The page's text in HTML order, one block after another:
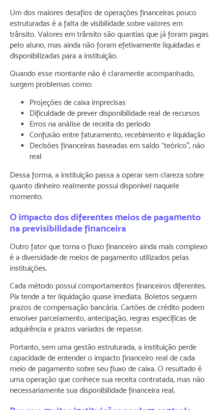
Um dos maiores desafios de operações financeiras pouco
estruturadas é a falta de visibilidade sobre valores em
trânsito. Valores em trânsito são quantias que já foram pagas
pelo aluno, mas ainda não foram efetivamente liquidadas e
disponibilizadas para a instituição.
Quando esse montante não é claramente acompanhado,
surgem problemas como:
Projeções de caixa imprecisas
Dificuldade de prever disponibilidade real de recursos
Erros na análise de receita do período
Confusão entre faturamento, recebimento e liquidação
Decisões financeiras baseadas em saldo “teórico”, não
real
Dessa forma, a instituição passa a operar sem clareza sobre
quanto dinheiro realmente possui disponível naquele
momento.
O impacto dos diferentes meios de pagamento
na previsibilidade financeira
Outro fator que torna o fluxo financeiro ainda mais complexo
é a diversidade de meios de pagamento utilizados pelas
instituições.
Cada método possui comportamentos financeiros diferentes.
Pix tende a ter liquidação quase imediata. Boletos seguem
prazos de compensação bancária. Cartões de crédito podem
envolver parcelamento, antecipação, regras específicas de
adquirência e prazos variados de repasse.
Portanto, sem uma gestão estruturada, a instituição perde
capacidade de entender o impacto financeiro real de cada
meio de pagamento sobre seu fluxo de caixa. O resultado é
uma operação que conhece sua receita contratada, mas não
necessariamente sua disponibilidade financeira real.